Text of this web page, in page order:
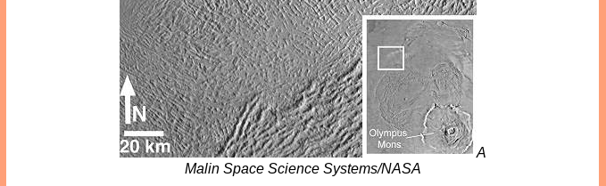
A
Malin Space Science Systems/NASA